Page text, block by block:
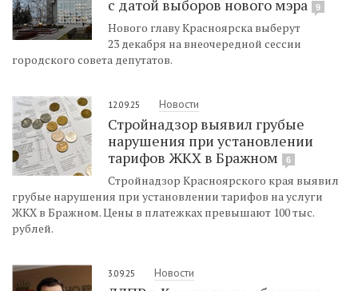
c датой выборов нового мэра
9
Нового главу Красноярска выберут
23 декабря на внеочередной сессии
городского совета депутатов.
12.09.25 Новости
Стройнадзор выявил грубые
нарушения при установлении
тарифов ЖКХ в Бражном
6
Стройнадзор Красноярского края выявил
грубые нарушения при установлении тарифов на услуги
ЖКХ в Бражном. Цены в платежках превышают 100 тыс.
рублей.
3.09.25 Новости